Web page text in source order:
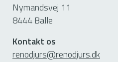
Nymandsvej 11
8444 Balle
Kontakt os
renodjurs@renodjurs.dk